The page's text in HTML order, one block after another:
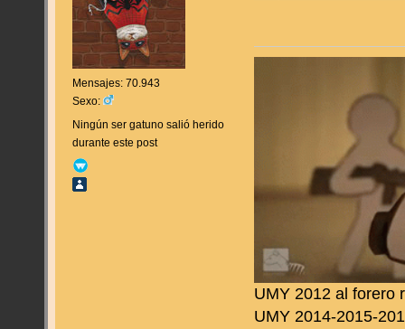
Mensajes: 70.943
Sexo:
Ningún ser gatuno salió herido
durante este post
UMY 2012 al forero
UMY 2014-2015-